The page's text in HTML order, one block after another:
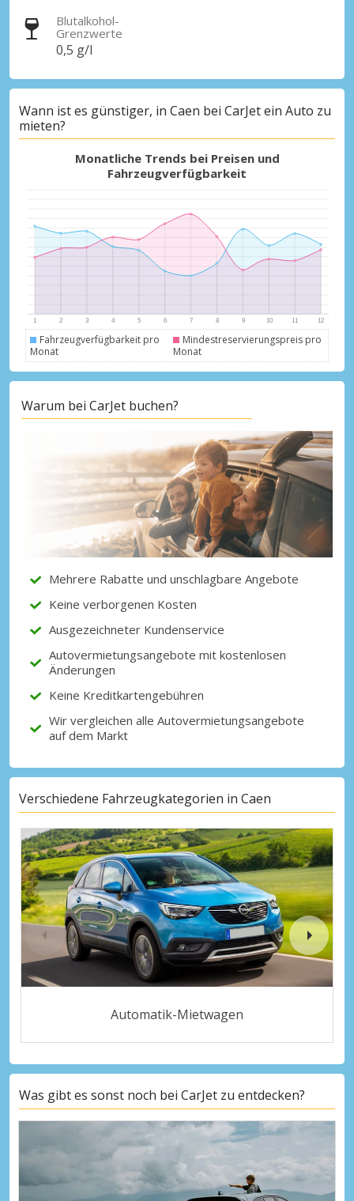
Top-Ersparnisses
Erhalten Sie Zugang zu exklusiven
Partnerangeboten
Mit eLink anmelden
Blutalkohol-
Grenzwerte
0,5 g/l
Wann ist es günstiger, in Caen bei CarJet ein Auto zu
mieten?
Monatliche Trends bei Preisen und
Fahrzeugverfügbarkeit
Fahrzeugverfügbarkeit pro
Monat
Mindestreservierungspreis pro
Monat
Warum bei CarJet buchen?
Mehrere Rabatte und unschlagbare Angebote
Keine verborgenen Kosten
Ausgezeichneter Kundenservice
Autovermietungsangebote mit kostenlosen
Änderungen
Keine Kreditkartengebühren
Wir vergleichen alle Autovermietungsangebote
auf dem Markt
Verschiedene Fahrzeugkategorien in Caen
Automatik-Mietwagen
Was gibt es sonst noch bei CarJet zu entdecken?